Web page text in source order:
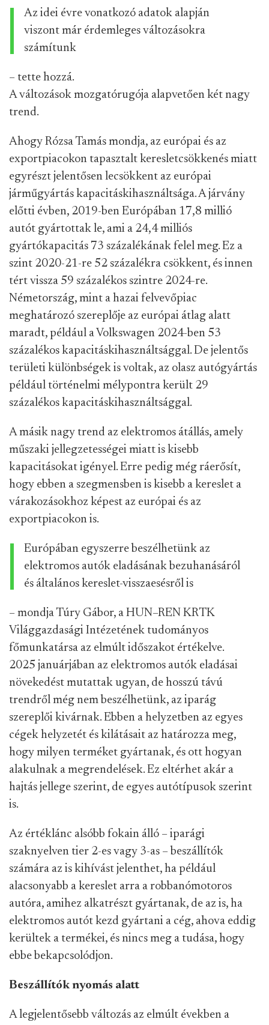
Az idei évre vonatkozó adatok alapján
viszont már érdemleges változásokra
számítunk
– tette hozzá.
A változások mozgatórugója alapvetően két nagy
trend.
Ahogy Rózsa Tamás mondja, az európai és az
exportpiacokon tapasztalt keresletcsökkenés miatt
egyrészt jelentősen lecsökkent az európai
járműgyártás kapacitáskihasználtsága. A járvány
előtti évben, 2019-ben Európában 17,8 millió
autót gyártottak le, ami a 24,4 milliós
gyártókapacitás 73 százalékának felel meg. Ez a
szint 2020-21-re 52 százalékra csökkent, és innen
tért vissza 59 százalékos szintre 2024-re.
Németország, mint a hazai felvevőpiac
meghatározó szereplője az európai átlag alatt
maradt, például a Volkswagen 2024-ben 53
százalékos kapacitáskihasználtsággal. De jelentős
területi különbségek is voltak, az olasz autógyártás
például történelmi mélypontra került 29
százalékos kapacitáskihasználtsággal.
A másik nagy trend az elektromos átállás, amely
műszaki jellegzetességei miatt is kisebb
kapacitásokat igényel. Erre pedig még ráerősít,
hogy ebben a szegmensben is kisebb a kereslet a
várakozásokhoz képest az európai és az
exportpiacokon is.
Európában egyszerre beszélhetünk az
elektromos autók eladásának bezuhanásáról
és általános kereslet-visszaesésről is
– mondja Túry Gábor, a HUN–REN KRTK
Világgazdasági Intézetének tudományos
főmunkatársa az elmúlt időszakot értékelve.
2025 januárjában az elektromos autók eladásai
növekedést mutattak ugyan, de hosszú távú
trendről még nem beszélhetünk, az iparág
szereplői kivárnak. Ebben a helyzetben az egyes
cégek helyzetét és kilátásait az határozza meg,
hogy milyen terméket gyártanak, és ott hogyan
alakulnak a megrendelések. Ez eltérhet akár a
hajtás jellege szerint, de egyes autótípusok szerint
is.
Az értéklánc alsóbb fokain álló – iparági
szaknyelven tier 2-es vagy 3-as – beszállítók
számára az is kihívást jelenthet, ha például
alacsonyabb a kereslet arra a robbanómotoros
autóra, amihez alkatrészt gyártanak, de az is, ha
elektromos autót kezd gyártani a cég, ahova eddig
kerültek a termékei, és nincs meg a tudása, hogy
ebbe bekapcsolódjon.
Beszállítók nyomás alatt
A legjelentősebb változás az elmúlt években a